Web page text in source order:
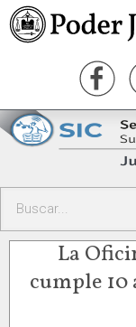
La
cumple 10